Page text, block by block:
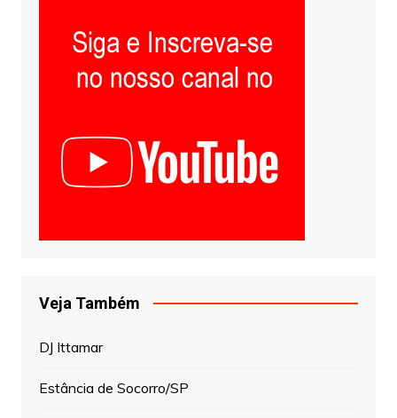
Veja Também
DJ Ittamar
Estância de Socorro/SP